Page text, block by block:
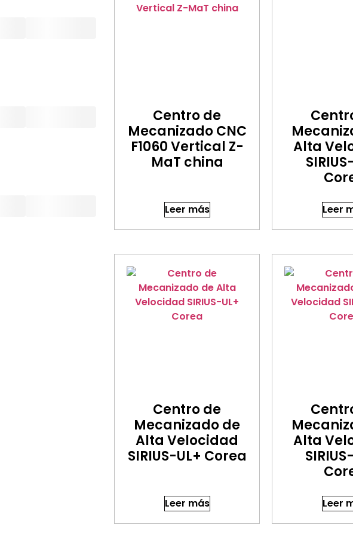
Centro de
Mecanizado CNC
F1060 Vertical Z-
MaT china
Leer más
Alta
Leer
Centro de
Mecanizado de
Alta Velocidad
SIRIUS-UL+ Corea
Leer más
Alta
Leer